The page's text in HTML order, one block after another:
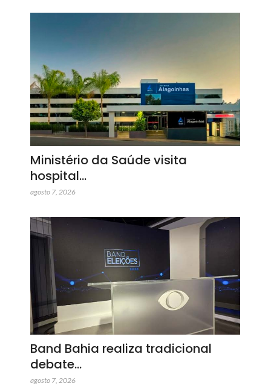
Ministério da Saúde visita
hospital…
agosto 7, 2026
Band Bahia realiza tradicional
debate…
agosto 7, 2026